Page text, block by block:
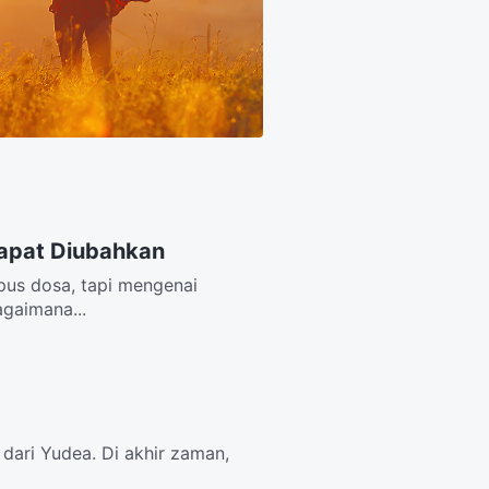
Diubahkan
dosa, tapi mengenai
Yudea. Di akhir zaman,